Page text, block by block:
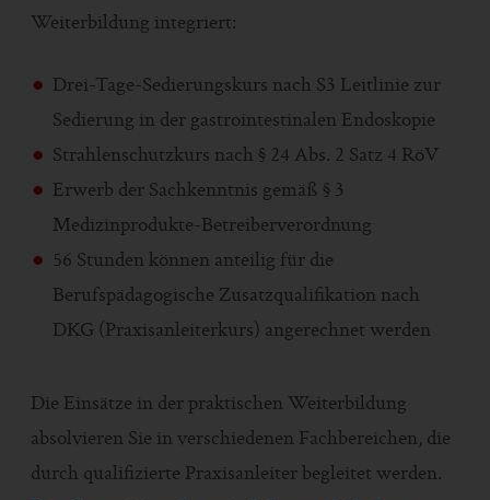
Weiterbildung integriert:
Drei-Tage-Sedierungskurs nach S3 Leitlinie zur
Sedierung in der gastrointestinalen Endoskopie
Strahlenschutzkurs nach § 24 Abs. 2 Satz 4 RöV
Erwerb der Sachkenntnis gemäß § 3
Medizinprodukte-Betreiberverordnung
56 Stunden können anteilig für die
Berufspädagogische Zusatzqualifikation nach
DKG (Praxisanleiterkurs) angerechnet werden
Die Einsätze in der praktischen Weiterbildung
absolvieren Sie in verschiedenen Fachbereichen, die
durch qualifizierte Praxisanleiter begleitet werden.